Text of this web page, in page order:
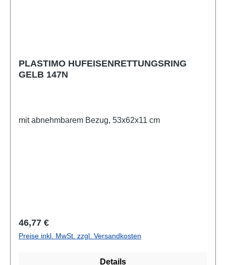
PLASTIMO HUFEISENRETTUNGSRING
GELB 147N
mit abnehmbarem Bezug, 53x62x11 cm
Regulärer Preis:
46,77 €
Preise inkl. MwSt. zzgl. Versandkosten
Details